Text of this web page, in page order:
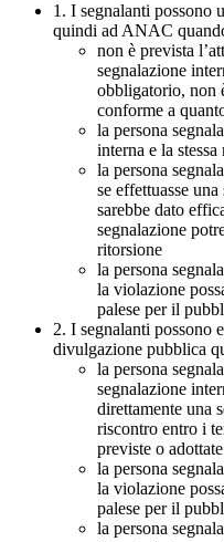
1. I segnalanti possono
quindi ad ANAC
non è prevista
segnalazione
obbligatorio, non
conforme a
la persona
interna e la
la persona
se effettuasse
sarebbe dato
segnalazione
ritorsione
la persona
la violazione
palese per il
2. I segnalanti possono
divulgazione pubblica
la persona
segnalazione
direttamente una
riscontro entro i
previste o
la persona
la violazione
palese per il
la persona